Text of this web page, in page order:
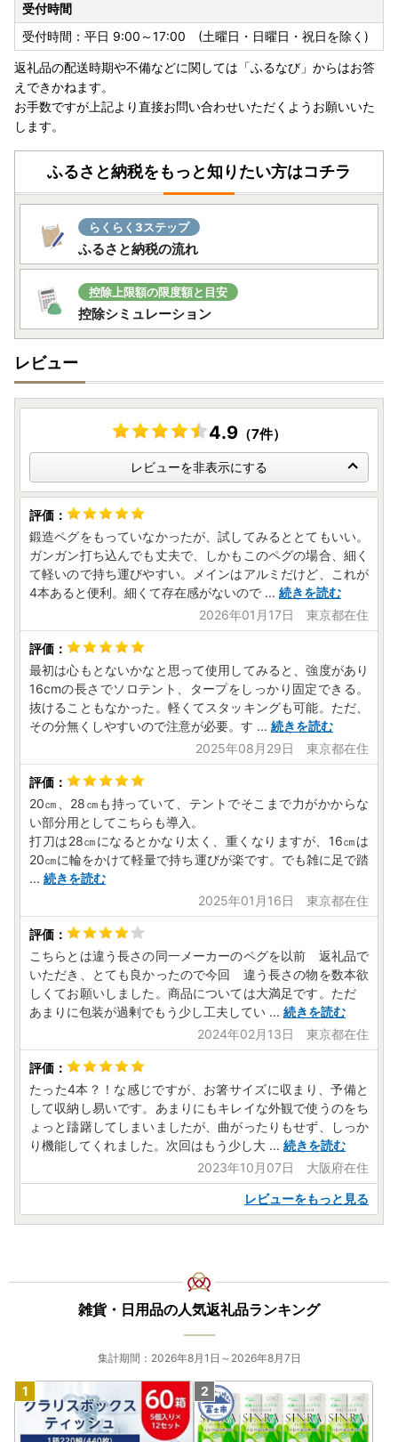
受付時間
受付時間：平日 9:00～17:00 (土曜日・日曜日・祝日を除く)
返礼品の配送時期や不備などに関しては「ふるなび」からはお答
えできかねます。
お手数ですが上記より直接お問い合わせいただくようお願いいた
します。
ふるさと納税をもっと知りたい方はコチラ
らくらく3ステップ
ふるさと納税の流れ
控除上限額の限度額と目安
控除シミュレーション
レビュー
4.9 （7件）
レビューを非表示にする
鍛造ペグをもっていなかったが、試してみるととてもいい。
ガンガン打ち込んでも丈夫で、しかもこのペグの場合、細く
て軽いので持ち運びやすい。メインはアルミだけど、これが
4本あると便利。細くて存在感がないので ... 続きを読む
2026年01月17日 東京都在住
最初は心もとないかなと思って使用してみると、強度があり
16cmの長さでソロテント、タープをしっかり固定できる。
抜けることもなかった。軽くてスタッキングも可能。ただ、
その分無くしやすいので注意が必要。す ... 続きを読む
2025年08月29日 東京都在住
20㎝、28㎝も持っていて、テントでそこまで力がかからな
い部分用としてこちらも導入。
打刀は28㎝になるとかなり太く、重くなりますが、16㎝は
20㎝に輪をかけて軽量で持ち運びが楽です。でも雑に足で踏
... 続きを読む
2025年01月16日 東京都在住
こちらとは違う長さの同一メーカーのペグを以前 返礼品で
いただき、とても良かったので今回 違う長さの物を数本欲
しくてお願いしました。商品については大満足です。ただ
あまりに包装が過剰でもう少し工夫してい ... 続きを読む
2024年02月13日 東京都在住
たった4本？！な感じですが、お箸サイズに収まり、予備と
して収納し易いです。あまりにもキレイな外観で使うのをち
ょっと躊躇してしまいましたが、曲がったりもせず、しっか
り機能してくれました。次回はもう少し大 ... 続きを読む
2023年10月07日 大阪府在住
レビューをもっと見る
雑貨・日用品の人気返礼品ランキング
集計期間：2026年8月1日～2026年8月7日